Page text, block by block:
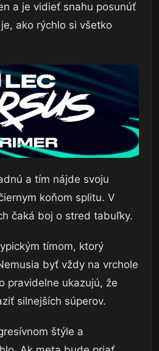
a je vidieť snahu posunúť
ako rýchlo si všetko
a tím nájde svoju
koňom splitu. V
čaká boj o stred tabuľky.
tímom, ktorý
byť vždy na vrchole
pravidelne ukazujú, že
silnejších súperov.
štýle a